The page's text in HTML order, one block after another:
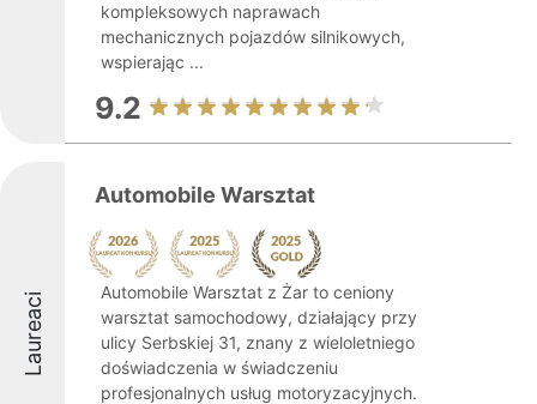
kompleksowych naprawach
mechanicznych pojazdów silnikowych,
wspierając ...
9.2
Laureaci
Automobile Warsztat
Automobile Warsztat z Żar to ceniony
warsztat samochodowy, działający przy
ulicy Serbskiej 31, znany z wieloletniego
doświadczenia w świadczeniu
profesjonalnych usług motoryzacyjnych.